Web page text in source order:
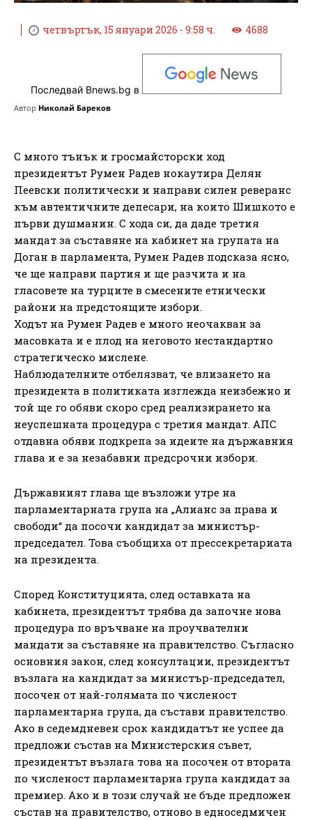
четвъртък, 15 януари 2026 - 9:58 ч. 4688
Последвай Bnews.bg в
Автор Николай Бареков
С много тънък и гросмайсторски ход
президентът Румен Радев нокаутира Делян
Пеевски политически и направи силен реверанс
към автентичните депесари, на които Шишкото е
първи душманин. С хода си, да даде третия
мандат за съставяне на кабинет на групата на
Доган в парламента, Румен Радев подсказа ясно,
че ще направи партия и ще разчита и на
гласовете на турците в смесените етнически
райони на предстоящите избори.
Ходът на Румен Радев е много неочакван за
масовката и е плод на неговото нестандартно
стратегическо мислене.
Наблюдателните отбелязват, че влизането на
президента в политиката изглежда неизбежно и
той ще го обяви скоро сред реализирането на
неуспешната процедура с третия мандат. АПС
отдавна обяви подкрепа за идеите на държавния
глава и е за незабавни предсрочни избори.
Държавният глава ще възложи утре на
парламентарната група на „Алианс за права и
свободи“ да посочи кандидат за министър-
председател. Това съобщиха от прессекретариата
на президента.
Според Конституцията, след оставката на
кабинета, президентът трябва да започне нова
процедура по връчване на проучвателни
мандати за съставяне на правителство. Съгласно
основния закон, след консултации, президентът
възлага на кандидат за министър-председател,
посочен от най-голямата по численост
парламентарна група, да състави правителство.
Ако в седемдневен срок кандидатът не успее да
предложи състав на Министерския съвет,
президентът възлага това на посочен от втората
по численост парламентарна група кандидат за
премиер. Ако и в този случай не бъде предложен
състав на правителство, отново в едноседмичен